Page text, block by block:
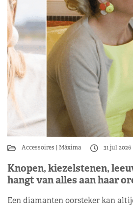
Accessoires Máxima 31 jul 2026
Knopen, kiezelstenen,
hangt van alles aan haar
Een diamanten oorsteker kan